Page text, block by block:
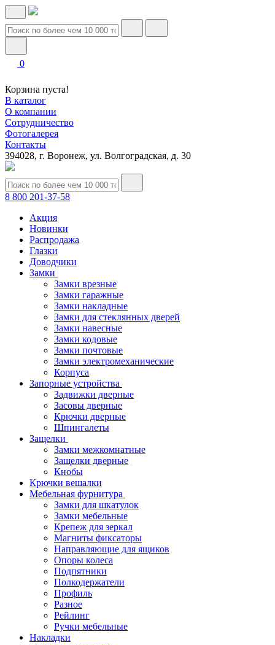
0
Корзина пуста!
В каталог
О компании
Сотрудничество
Фотогалерея
Контакты
394028, г. Воронеж, ул. Волгоградская, д. 30
8 800 201-37-58
Акция
Новинки
Распродажа
Глазки
Доводчики
Замки
Замки врезные
Замки гаражные
Замки накладные
Замки для стеклянных дверей
Замки навесные
Замки кодовые
Замки почтовые
Замки электромеханические
Корпуса
Запорные устройства
Задвижки дверные
Засовы дверные
Крючки дверные
Шпингалеты
Защелки
Замки межкомнатные
Защелки дверные
Кнобы
Крючки вешалки
Мебельная фурнитура
Замки для шкатулок
Замки мебельные
Крепеж для зеркал
Магниты фиксаторы
Направляющие для ящиков
Опоры колеса
Подпятники
Полкодержатели
Профиль
Разное
Рейлинг
Ручки мебельные
Накладки